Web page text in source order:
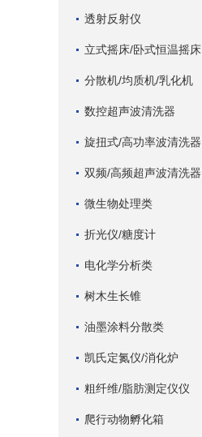
透射反射仪
立式摇床/卧式恒温摇床
分散机/均质机/乳化机
数控超声波清洗器
旋扭式/高功率波清洗器
双频/高频超声波清洗器
微生物处理类
折光仪/糖度计
电化学分析类
树木生长锥
油墨涂料分散类
凯氏定氮仪/消化炉
粗纤维/脂肪测定仪仪
爬行动物孵化箱